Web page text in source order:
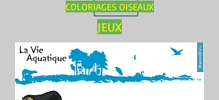
COLORIAGES OISEAUX
JEUX